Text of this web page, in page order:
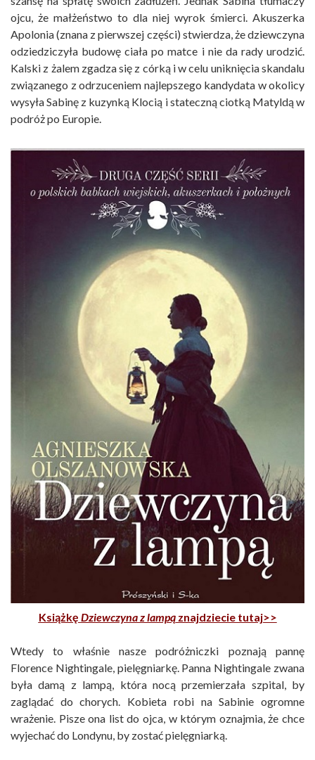
ojcu, że małżeństwo to dla niej wyrok śmierci. Akuszerka
Apolonia (znana z pierwszej części) stwierdza, że dziewczyna
odziedziczyła budowę ciała po matce i nie da rady urodzić.
Kalski z żalem zgadza się z córką i w celu uniknięcia skandalu
związanego z odrzuceniem najlepszego kandydata w okolicy
wysyła Sabinę z kuzynką Klocią i stateczną ciotką Matyldą w
podróż po Europie.
Książkę Dziewczyna z lampąznajdziecie tutaj>>
Wtedy to właśnie nasze podróżniczki poznają pannę
Florence Nightingale, pielęgniarkę. Panna Nightingale zwana
była damą z lampą, która nocą przemierzała szpital, by
zaglądać do chorych. Kobieta robi na Sabinie ogromne
wrażenie. Pisze ona list do ojca, w którym oznajmia, że chce
wyjechać do Londynu, by zostać pielęgniarką.